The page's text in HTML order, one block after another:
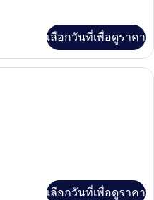
เลือกวันที่เพื่อดูราคา
1 ห้องนอน, เครื่องนอนระดับพรีเมียม,
เลือกวันที่เพื่อดูราคา